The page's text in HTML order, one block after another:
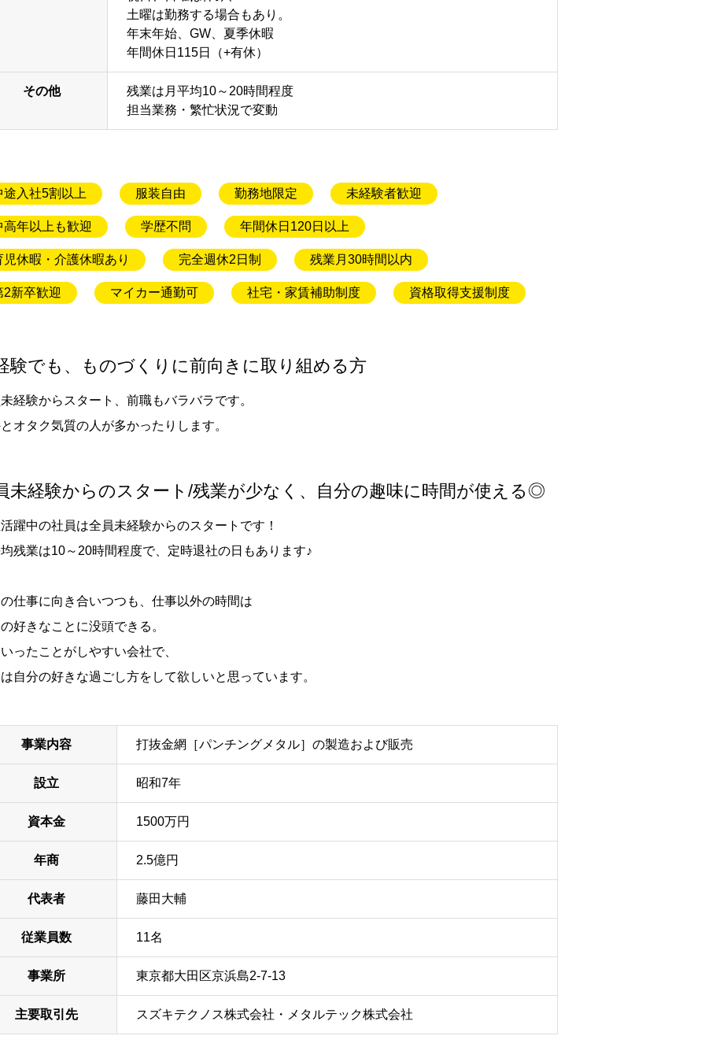
土曜は勤務する場合もあり。
年末年始、GW、夏季休暇
年間休日115日（+有休）
その他
残業は月平均10～20時間程度
担当業務・繁忙状況で変動
途入社5割以上 服装自由 勤務地限定 未経験者歓迎
高年以上も歓迎 学歴不問 年間休日120日以上
児休暇・介護休暇あり 完全週休2日制 残業月30時間以内
2新卒歓迎 マイカー通勤可 社宅・家賃補助制度 資格取得支援制度
験でも、ものづくりに前向きに取り組める方
経験からスタート、前職もバラバラです。
オタク気質の人が多かったりします。
未経験からのスタート/残業が少なく、自分の趣味に時間が使える◎
躍中の社員は全員未経験からのスタートです！
残業は10～20時間程度で、定時退社の日もあります♪
仕事に向き合いつつも、仕事以外の時間は
好きなことに没頭できる。
ったことがしやすい会社で、
自分の好きな過ごし方をして欲しいと思っています。
事業内容 打抜金網［パンチングメタル］の製造および販売
設立 昭和7年
資本金 1500万円
年商 2.5億円
代表者 藤田大輔
従業員数 11名
事業所 東京都大田区京浜島2-7-13
主要取引先 スズキテクノス株式会社・メタルテック株式会社